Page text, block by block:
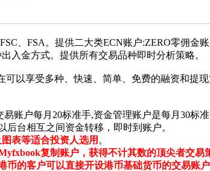
、FSA。提供二大类ECN账户:ZERO零佣
入金方式。提供所有交易品种即时分析策略。
可以享受多种、快速、简单、免费的融资和提
账户每月20标准手,资金管理账户是每月30标准
台相互之间资金转移，即时到账户。
表等适合投资人选用 。
复制账户，获得不计其数的顶尖者交易
的客户可以直接开设港币基础货币的交易账